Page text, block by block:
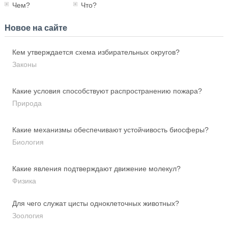
Чем?
Что?
Новое на сайте
Кем утверждается схема избирательных округов?
Законы
Какие условия способствуют распространению пожара?
Природа
Какие механизмы обеспечивают устойчивость биосферы?
Биология
Какие явления подтверждают движение молекул?
Физика
Для чего служат цисты одноклеточных животных?
Зоология